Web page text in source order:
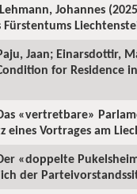
Johannes
Fürstentums
Jaan; Einarsdottir,
for Residence
«vertretbare»
eines Vortrages am
«doppelte
der